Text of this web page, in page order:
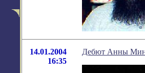
14.01.2004
16:35
Дебют Анны